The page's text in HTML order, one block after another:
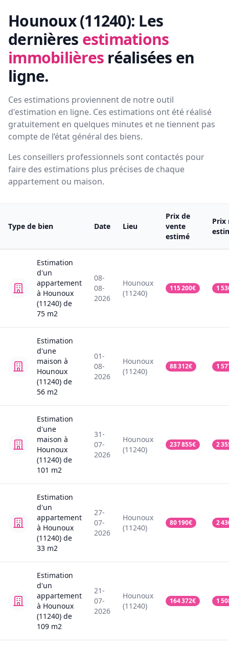
Hounoux (11240): Les
dernières estimations
immobilières réalisées en
ligne.
Ces estimations proviennent de notre outil
d'estimation en ligne. Ces estimations ont été réalisé
gratuitement en quelques minutes et ne tiennent pas
compte de l’état général des biens.
Les conseillers professionnels sont contactés pour
faire des estimations plus précises de chaque
appartement ou maison.
Type de bien Date Lieu
Prix de
vente
estimé
Prix
Estimation
d'un
appartement
à Hounoux
(11240) de
75 m2
08-
08-
2026
Hounoux
(11240)
115 200€ 1
Estimation
d'une
maison à
Hounoux
(11240) de
56 m2
01-
08-
2026
Hounoux
(11240)
88 312€ 1
Estimation
d'une
maison à
Hounoux
(11240) de
101 m2
31-
07-
2026
Hounoux
(11240)
237 855€ 2
Estimation
d'un
appartement
à Hounoux
(11240) de
33 m2
27-
07-
2026
Hounoux
(11240)
80 190€ 2
Estimation
d'un
appartement
à Hounoux
(11240) de
109 m2
21-
07-
2026
Hounoux
(11240)
164 372€ 1